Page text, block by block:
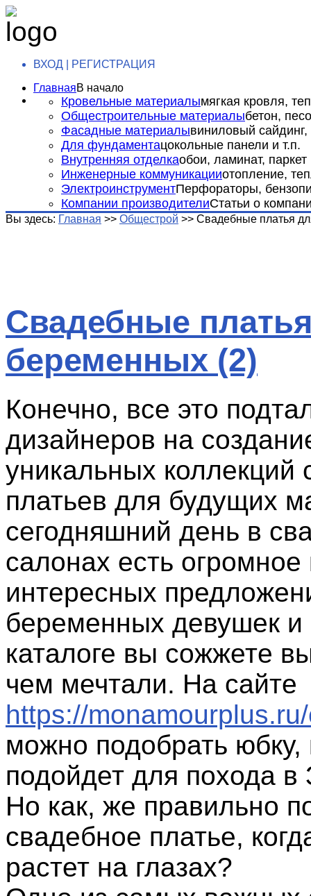
ВХОД | РЕГИСТРАЦИЯ
ГлавнаяВ начало
Кровельные материалымягкая кровля,
Общестроительные материалыбетон,
Фасадные материалывиниловый сайдинг,
Для фундаментацокольные панели и т.п.
Внутренняя отделкаобои, ламинат, паркет
Инженерные коммуникацииотопление,
ЭлектроинструментПерфораторы,
Компании производителиСтатьи о
Вы здесь: Главная >> Общестрой >> Свадебные платья
Свадебные
беременных (2)
Конечно, все это
дизайнеров на
уникальных коллекций
платьев для будущих
сегодняшний день в
салонах есть огромное
интересных
беременных девушек
каталоге вы сожжете
чем мечтали. На сайте
https://
можно подобрать юбку,
подойдет для похода
Но как, же правильно
свадебное платье,
растет на глазах?